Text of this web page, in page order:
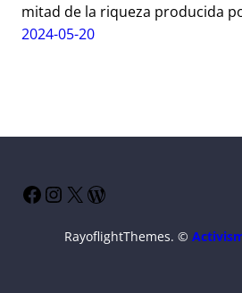
mitad de la riqueza producida
2024-05-20
Facebook Instagram X WordPress
RayoflightThemes. ©